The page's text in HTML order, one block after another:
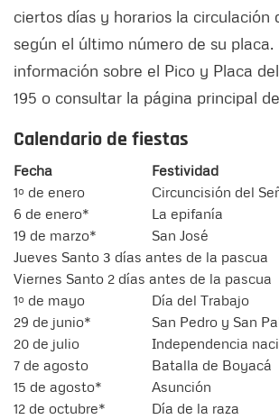
ciertos días y horarios la circulación
según el último número de su placa.
información sobre el Pico y Placa
195 o consultar la página principal
Calendario de fiestas
Fecha
Festividad
1º de enero
Circuncisión del
6 de enero*
La epifanía
19 de marzo*
San José
Jueves Santo 3 días antes de la pascua
Viernes Santo 2 días antes de la pascua
1º de mayo
Día del Trabajo
29 de junio*
San Pedro y San
20 de julio
Independencia
7 de agosto
Batalla de Boyacá
15 de agosto*
Asunción
12 de octubre*
Día de la raza